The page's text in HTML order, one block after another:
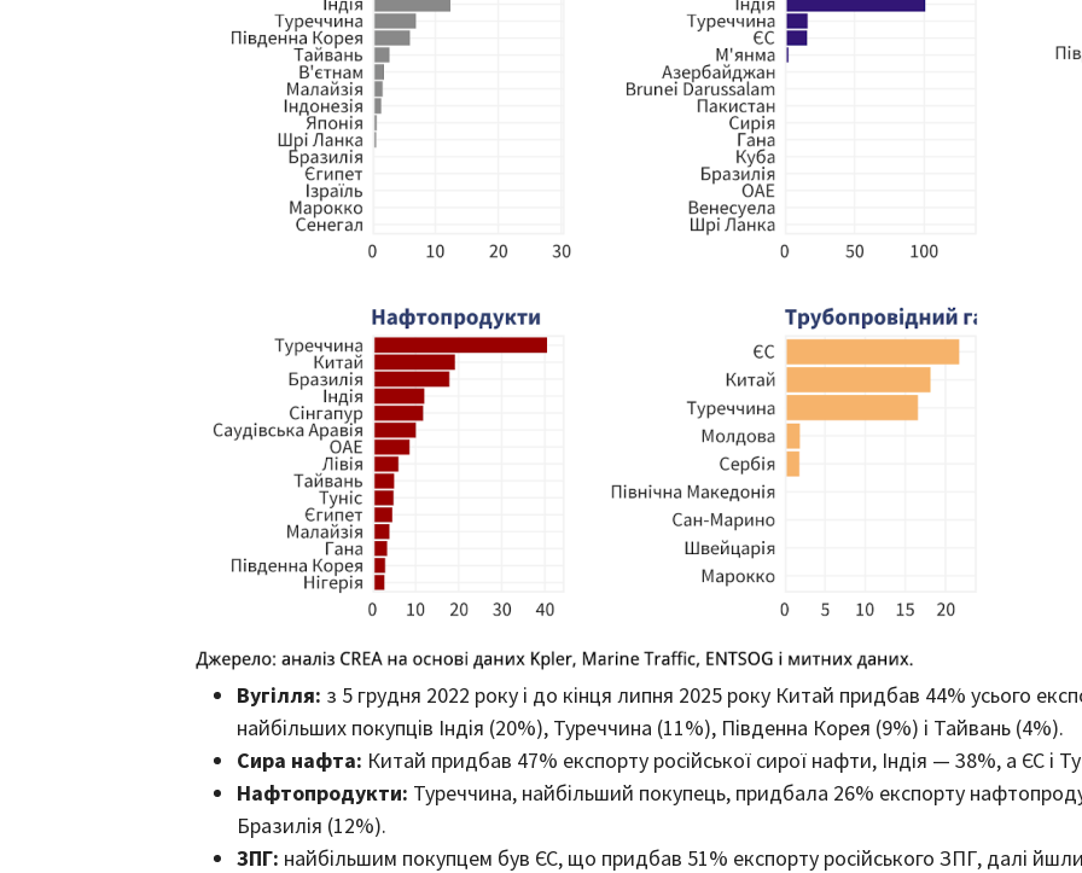
Вугілля: з 5 грудня 2022 року і до кінця липня 2025 року Китай придбав 44% усього
найбільших покупців Індія (20%), Туреччина (11%), Південна Корея (9%) і Тайвань (4%).
Сира нафта: Китай придбав 47% експорту російської сирої нафти, Індія — 38%, а ЄС і
Нафтопродукти: Туреччина, найбільший покупець, придбала 26% експорту
Бразилія (12%).
ЗПГ: найбільшим покупцем був ЄС, що придбав 51% експорту російського ЗПГ, далі